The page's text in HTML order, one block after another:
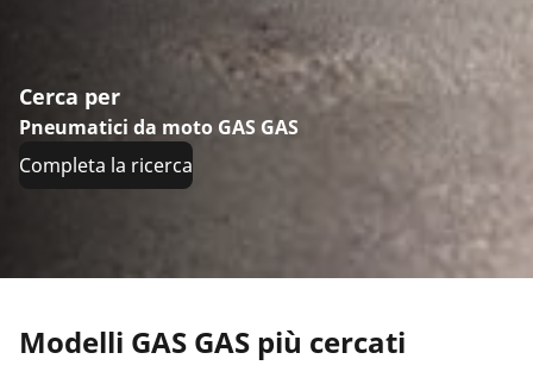
Cerca per
Pneumatici da moto GAS GAS
Completa la ricerca
Modelli GAS GAS più cercati